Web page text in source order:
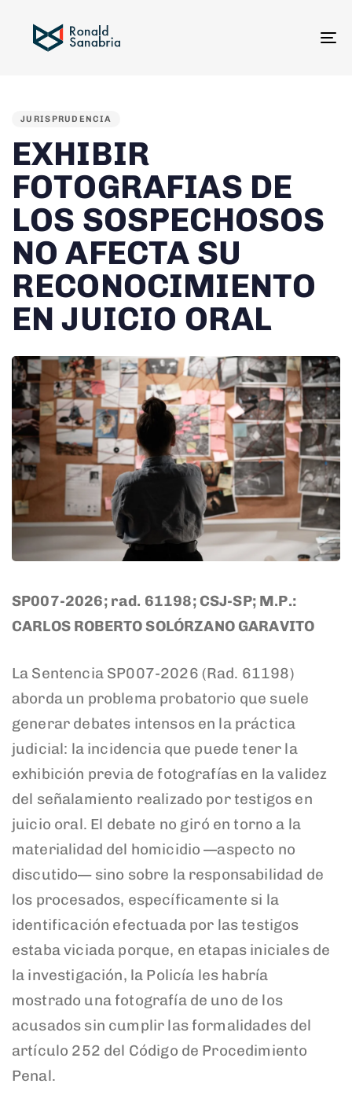
JURISPRUDENCIA
EXHIBIR
FOTOGRAFIAS DE
LOS SOSPECHOSOS
NO AFECTA SU
RECONOCIMIENTO
EN JUICIO ORAL
SP007-2026; rad. 61198; CSJ-SP; M.P.:
CARLOS ROBERTO SOLÓRZANO GARAVITO
La Sentencia SP007-2026 (Rad. 61198)
aborda un problema probatorio que suele
generar debates intensos en la práctica
judicial: la incidencia que puede tener la
exhibición previa de fotografías en la validez
del señalamiento realizado por testigos en
juicio oral. El debate no giró en torno a la
materialidad del homicidio —aspecto no
discutido— sino sobre la responsabilidad de
los procesados, específicamente si la
identificación efectuada por las testigos
estaba viciada porque, en etapas iniciales de
la investigación, la Policía les habría
mostrado una fotografía de uno de los
acusados sin cumplir las formalidades del
artículo 252 del Código de Procedimiento
Penal.